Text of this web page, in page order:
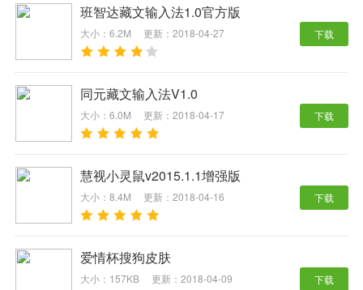
班智达藏文输入法1.0官方版
大小：6.2M 更新：2018-04-27 下载
同元藏文输入法V1.0
大小：6.0M 更新：2018-04-17 下载
慧视小灵鼠v2015.1.1增强版
大小：8.4M 更新：2018-04-16 下载
爱情杯搜狗皮肤
大小：157KB 更新：2018-04-09 下载